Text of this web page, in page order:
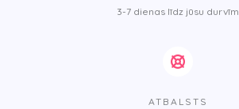
3-7 dienas līdz jūsu durvīm
ATBALSTS